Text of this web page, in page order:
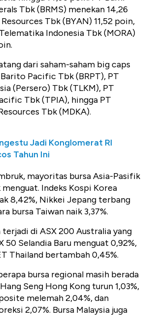
Tbk (BRMS) menekan 14,26
Tbk (BYAN) 11,52 poin,
Indonesia Tbk (MORA)
dari saham-saham big caps
Pacific Tbk (BRPT), PT
(Persero) Tbk (TLKM), PT
Tbk (TPIA), hingga PT
Tbk (MDKA).
Jadi Konglomerat RI
Tahun Ini
mayoritas bursa Asia-Pasifik
Indeks Kospi Korea
8,42%, Nikkei Jepang terbang
bursa Taiwan naik 3,37%.
terjadi di ASX 200 Australia yang
50 Selandia Baru menguat 0,92%,
Thailand bertambah 0,45%.
bursa regional masih berada
Seng Hong Kong turun 1,03%,
melemah 2,04%, dan
2,07%. Bursa Malaysia juga